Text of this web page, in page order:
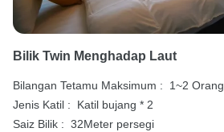
Bilik Twin Menghadap Laut
Bilangan Tetamu Maksimum :
1~2 Orang
Jenis Katil :
Katil bujang * 2
Saiz Bilik : 32Meter persegi